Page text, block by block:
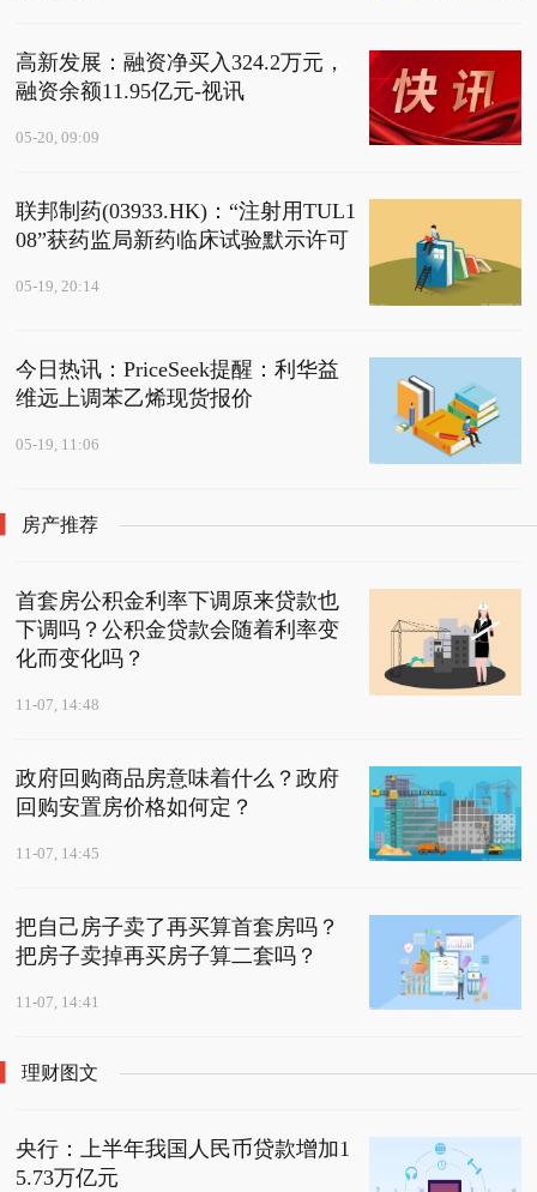
高新发展：融资净买入324.2万元，
融资余额11.95亿元-视讯
05-20, 09:09
联邦制药(03933.HK)：“注射用TUL1
08”获药监局新药临床试验默示许可
05-19, 20:14
今日热讯：PriceSeek提醒：利华益
维远上调苯乙烯现货报价
05-19, 11:06
房产推荐
首套房公积金利率下调原来贷款也
下调吗？公积金贷款会随着利率变
化而变化吗？
11-07, 14:48
政府回购商品房意味着什么？政府
回购安置房价格如何定？
11-07, 14:45
把自己房子卖了再买算首套房吗？
把房子卖掉再买房子算二套吗？
11-07, 14:41
理财图文
央行：上半年我国人民币贷款增加1
5.73万亿元